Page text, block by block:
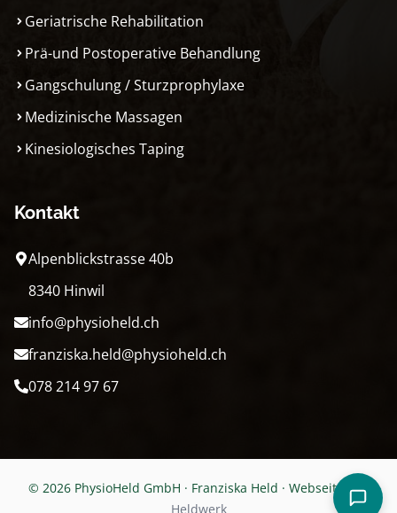
Geriatrische Rehabilitation
Prä-und Postoperative Behandlung
Gangschulung / Sturzprophylaxe
Medizinische Massagen
Kinesiologisches Taping
Kontakt
Alpenblickstrasse 40b
8340 Hinwil
info@physioheld.ch
franziska.held@physioheld.ch
078 214 97 67
© 2026 PhysioHeld GmbH · Franziska Held · Webseite von
Heldwerk